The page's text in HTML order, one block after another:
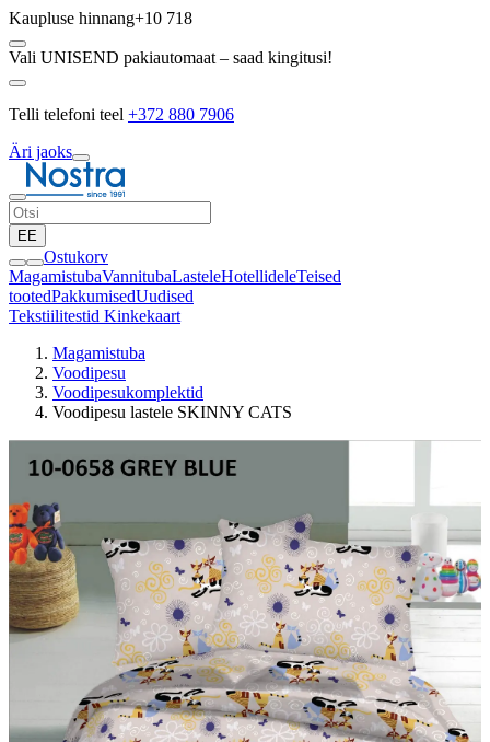
Kaupluse hinnang+10 718
Vali UNISEND pakiautomaat – saad kingitusi!
Telli telefoni teel +372 880 7906
Äri jaoks
EE
Ostukorv
MagamistubaVannitubaLasteleHotellideleTeised
tootedPakkumisedUudised
Tekstiilitestid Kinkekaart
Magamistuba
Voodipesu
Voodipesukomplektid
Voodipesu lastele SKINNY CATS